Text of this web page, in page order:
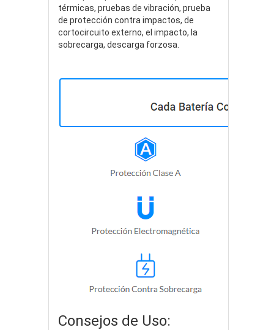
térmicas, pruebas de vibración, prueba
de protección contra impactos, de
cortocircuito externo, el impacto, la
sobrecarga, descarga forzosa.
Consejos de Uso: